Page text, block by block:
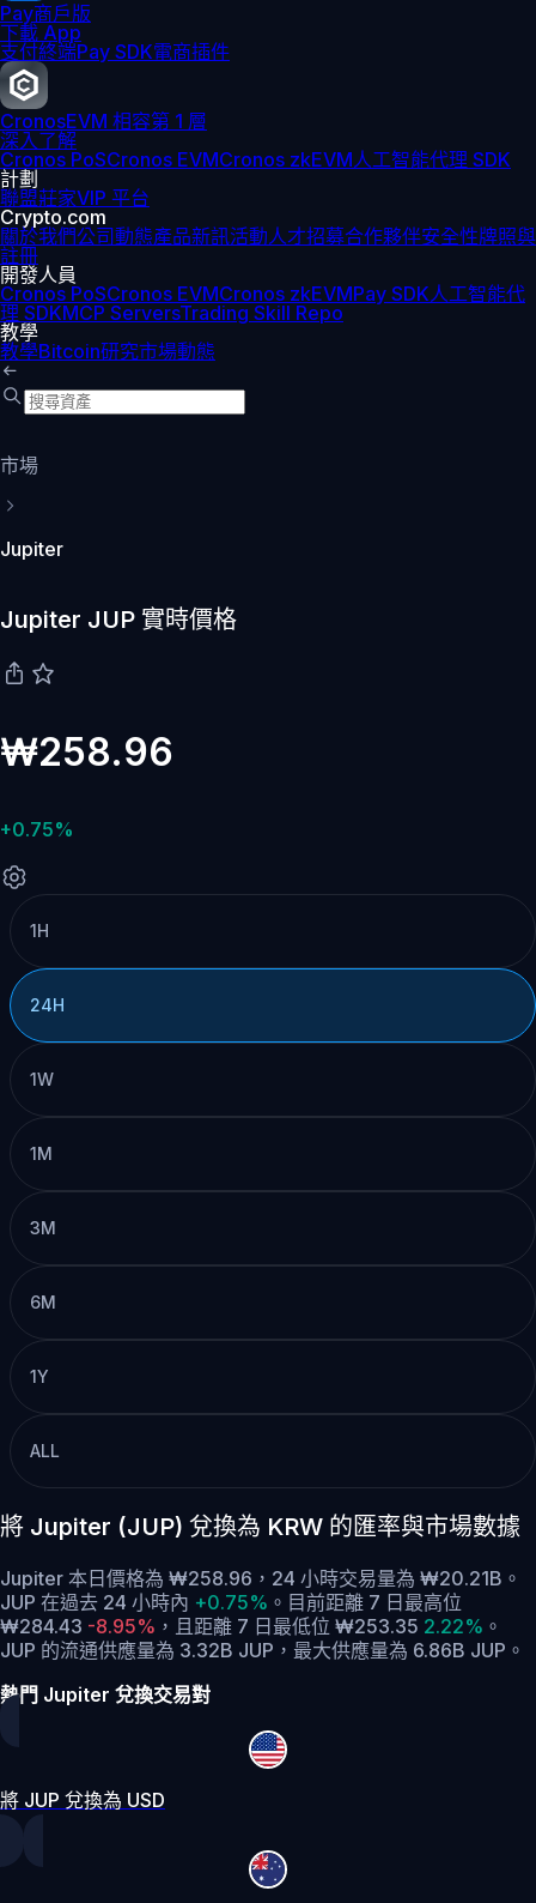
Pay商戶版
下載 App
支付終端Pay SDK電商插件
CronosEVM 相容第 1 層
深入了解
Cronos PoSCronos EVMCronos zkEVM人工智能代理 SDK
計劃
聯盟莊家VIP 平台
Crypto.com
關於我們公司動態產品新訊活動人才招募合作夥伴安全性牌照與
註冊
開發人員
Cronos PoSCronos EVMCronos zkEVMPay SDK人工智能代
理 SDKMCP ServersTrading Skill Repo
教學
教學Bitcoin研究市場動態
市場
Jupiter
Jupiter JUP 實時價格
₩258.96
+0.75%
1H
24H
1W
1M
3M
6M
1Y
ALL
將 Jupiter (JUP) 兌換為 KRW 的匯率與市場數據
Jupiter 本日價格為 ₩258.96，24 小時交易量為 ₩20.21B。
JUP 在過去 24 小時內 +0.75% 。 目前距離 7 日最高位
₩284.43 -8.95% ， 且距離 7 日最低位 ₩253.35 2.22% 。
JUP 的流通供應量為 3.32B JUP，最大供應量為 6.86B JUP。
熱門 Jupiter 兌換交易對
將 JUP 兌換為 USD